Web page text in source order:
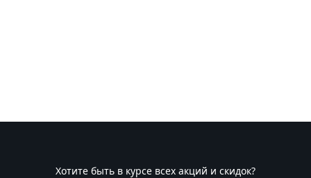
Хотите быть в курсе всех акций и скидок?